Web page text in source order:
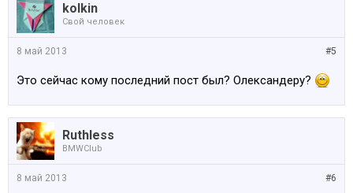
kolkin
Свой человек
#5
8 май 2013
Это сейчас кому последний пост был? Олександеру?
Ruthless
BMWClub
#6
8 май 2013